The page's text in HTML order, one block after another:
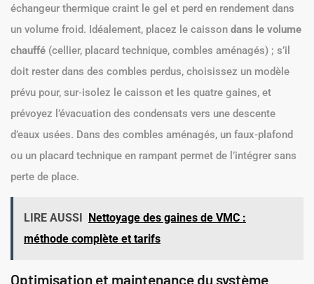
échangeur thermique craint le gel et perd en rendement dans
un volume froid. Idéalement, placez le caisson dans le volume
chauffé (cellier, placard technique, combles aménagés) ; s’il
doit rester dans des combles perdus, choisissez un modèle
prévu pour, sur‑isolez le caisson et les quatre gaines, et
prévoyez l’évacuation des condensats vers une descente
d’eaux usées. Dans des combles aménagés, un faux-plafond
ou un placard technique en rampant permet de l’intégrer sans
perte de place.
LIRE AUSSI Nettoyage des gaines de VMC :
méthode complète et tarifs
Optimisation et maintenance du système